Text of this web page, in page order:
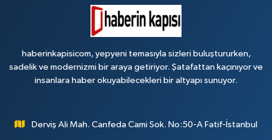
haberinkapisicom, yepyeni temasıyla sizleri buluştururken,
sadelik ve modernizmi bir araya getiriyor. Şatafattan kaçınıyor ve
insanlara haber okuyabilecekleri bir altyapı sunuyor.
Derviş Ali Mah. Canfeda Cami Sok. No:50-A Fatif-İstanbul